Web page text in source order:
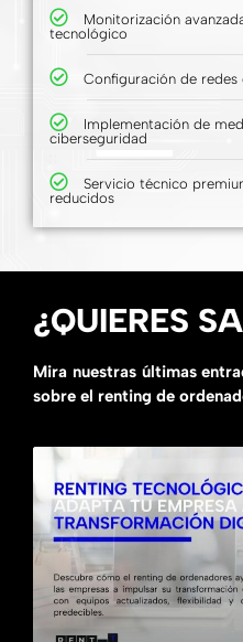
Monitorización
tecnológico
Configuración de
Implementación de
ciberseguridad
Servicio técnico
reducidos
¿QUIERES
Mira nuestras últimas
sobre el renting de